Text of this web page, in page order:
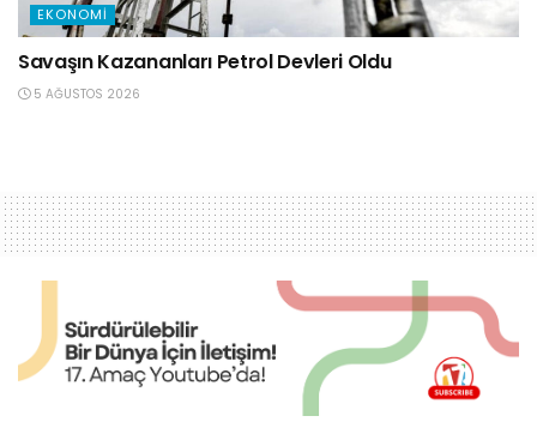
EKONOMI
Savaşın Kazananları Petrol Devleri Oldu
5 AĞUSTOS 2026